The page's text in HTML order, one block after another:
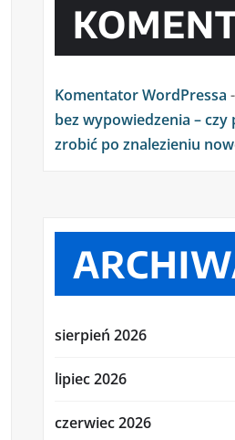
Komentator WordPressa -
bez wypowiedzenia –
zrobić po znalezieniu
sierpień 2026
lipiec 2026
czerwiec 2026